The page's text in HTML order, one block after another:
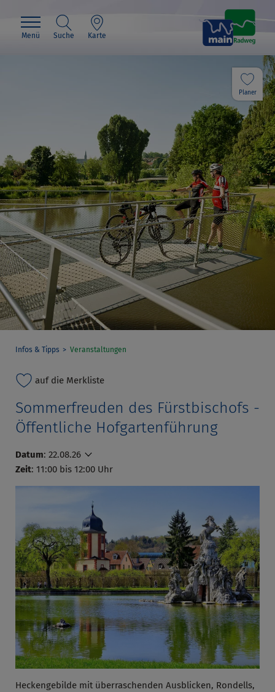
Menü Suche Karte
Planer
Infos & Tipps Veranstaltungen
auf die Merkliste
Sommerfreuden des Fürstbischofs -
Öffentliche Hofgartenführung
Datum: 22.08.26
Zeit: 11:00 bis 12:00 Uhr
Heckengebilde mit überraschenden Ausblicken, Rondells,